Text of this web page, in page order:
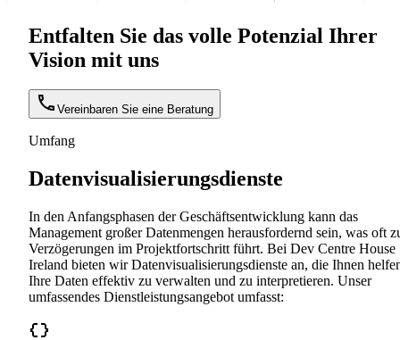
Entfalten Sie das volle Potenzial Ihrer
Vision mit uns
Vereinbaren Sie eine Beratung
Umfang
Datenvisualisierungsdienste
In den Anfangsphasen der Geschäftsentwicklung kann das
Management großer Datenmengen herausfordernd sein, was oft
Verzögerungen im Projektfortschritt führt. Bei Dev Centre House
Ireland bieten wir Datenvisualisierungsdienste an, die Ihnen
Ihre Daten effektiv zu verwalten und zu interpretieren. Unser
umfassendes Dienstleistungsangebot umfasst: